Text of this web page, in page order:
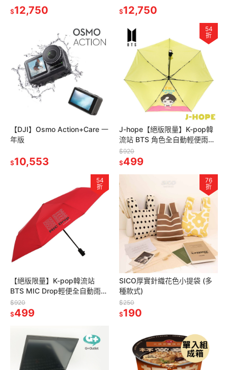
$12,750 $12,750
【DJI】Osmo Action+Care 一
年版
$10,553
54
折
J-hope【絕版限量】K-pop韓
流站 BTS 角色全自動輕便雨傘
(獨家贈BTS限量海報一張，送
完為止)
$920
$499
54
折
【絕版限量】K-pop韓流站
BTS MIC Drop輕便全自動雨
傘-紅 (獨家贈BTS限量海報一
張，送完為止)
$920
$499
76
折
SICO厚實針織花色小提袋 (多
種款式)
$250
$190